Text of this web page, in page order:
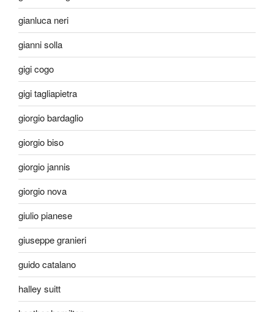
gianluca neri
gianni solla
gigi cogo
gigi tagliapietra
giorgio bardaglio
giorgio biso
giorgio jannis
giorgio nova
giulio pianese
giuseppe granieri
guido catalano
halley suitt